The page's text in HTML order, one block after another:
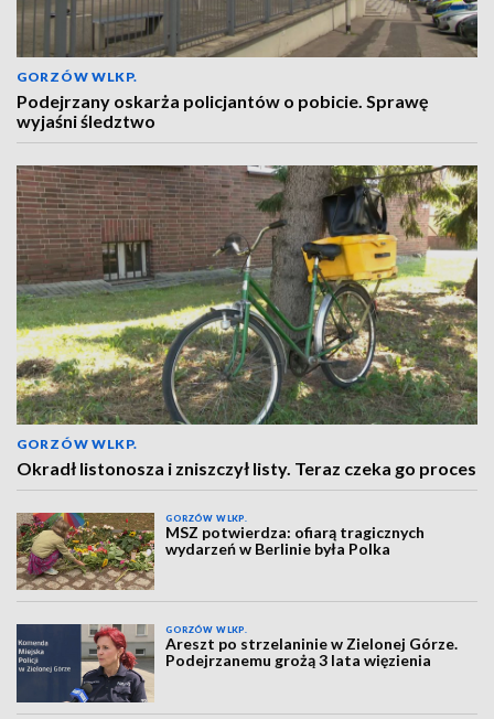
GORZÓW WLKP.
Podejrzany oskarża policjantów o pobicie. Sprawę
wyjaśni śledztwo
GORZÓW WLKP.
Okradł listonosza i zniszczył listy. Teraz czeka go proces
GORZÓW WLKP.
MSZ potwierdza: ofiarą tragicznych
wydarzeń w Berlinie była Polka
GORZÓW WLKP.
Areszt po strzelaninie w Zielonej Górze.
Podejrzanemu grożą 3 lata więzienia